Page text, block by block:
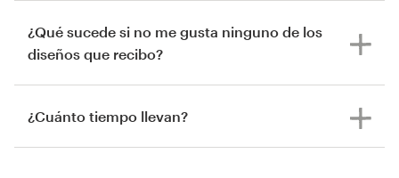
¿Qué sucede si no me gusta ninguno de los
diseños que recibo?
¿Cuánto tiempo llevan?